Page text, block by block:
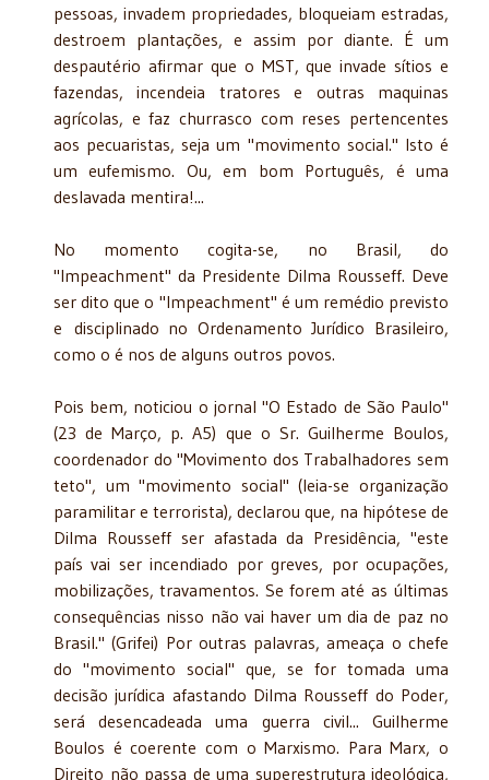
pessoas, invadem propriedades, bloqueiam estradas,
destroem plantações, e assim por diante. É um
despautério afirmar que o MST, que invade sítios e
fazendas, incendeia tratores e outras maquinas
agrícolas, e faz churrasco com reses pertencentes
aos pecuaristas, seja um "movimento social." Isto é
um eufemismo. Ou, em bom Português, é uma
deslavada mentira!...
No momento cogita-se, no Brasil, do
"Impeachment" da Presidente Dilma Rousseff. Deve
ser dito que o "Impeachment" é um remédio previsto
e disciplinado no Ordenamento Jurídico Brasileiro,
como o é nos de alguns outros povos.
Pois bem, noticiou o jornal "O Estado de São Paulo"
(23 de Março, p. A5) que o Sr. Guilherme Boulos,
coordenador do "Movimento dos Trabalhadores sem
teto", um "movimento social" (leia-se organização
paramilitar e terrorista), declarou que, na hipótese de
Dilma Rousseff ser afastada da Presidência, "este
país vai ser incendiado por greves, por ocupações,
mobilizações, travamentos. Se forem até as últimas
consequências nisso não vai haver um dia de paz no
Brasil." (Grifei) Por outras palavras, ameaça o chefe
do "movimento social" que, se for tomada uma
decisão jurídica afastando Dilma Rousseff do Poder,
será desencadeada uma guerra civil... Guilherme
Boulos é coerente com o Marxismo. Para Marx, o
Direito não passa de uma superestrutura ideológica,